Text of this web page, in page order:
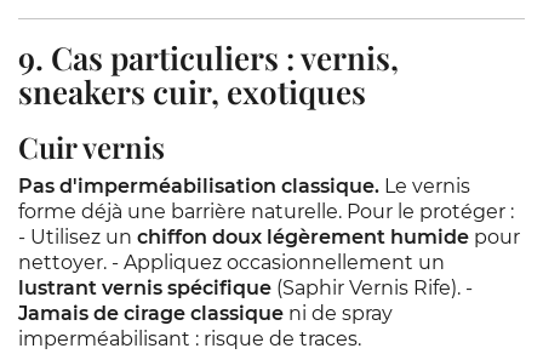
9. Cas particuliers : vernis,
sneakers cuir, exotiques
Cuir vernis
Pas d'imperméabilisation classique. Le vernis
forme déjà une barrière naturelle. Pour le protéger :
- Utilisez un chiffon doux légèrement humide pour
nettoyer. - Appliquez occasionnellement un
lustrant vernis spécifique (Saphir Vernis Rife). -
Jamais de cirage classique ni de spray
imperméabilisant : risque de traces.